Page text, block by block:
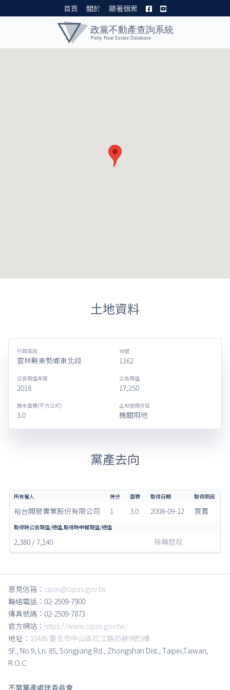
首頁 關於 顯著個案
土地資料
行政區段
雲林縣東勢鄉東北段
地號
1162
公告現值年度
2018
公告現值
17,250
謄本面積(平方公尺)
3.0
土地使用分區
機關用地
黨產去向
裕台開發實業股份有限公司 1 3.0 2008-09-12 買賣
2,380 / 7,140 移轉歷程
意見信箱： cipas@cipas.gov.tw
聯絡電話：02-2509-7900
傳真號碼：02-2509-7873
官方網站： https://www.cipas.gov.tw/
地址： 10486 臺北市中山區松江路85巷9號5樓
5F., No.9, Ln. 85, Songjiang Rd., Zhongshan Dist., Taipei,Taiwan,
R.O.C
不當黨產處理委員會